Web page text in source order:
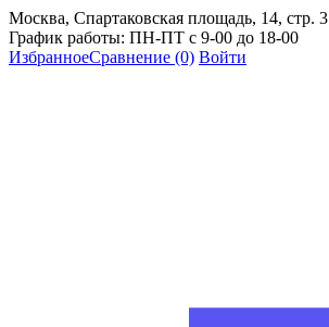
Москва, Спартаковская площадь, 14, стр. 3
График работы: ПН-ПТ с 9-00 до 18-00
ИзбранноеСравнение (0) Войти